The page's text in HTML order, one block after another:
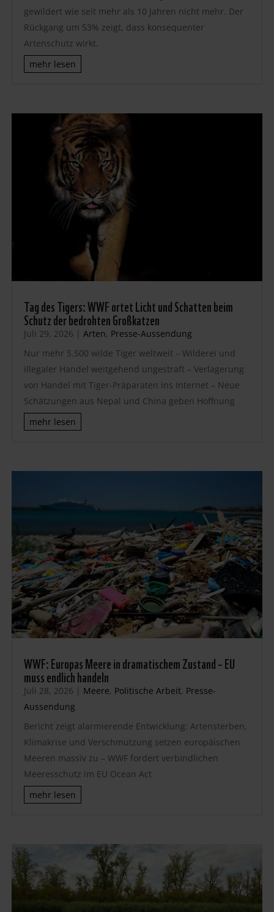
gewildert wie seit mehr als 10 Jahren nicht mehr. Der
Rückgang um 53% zeigt, dass konsequenter
Artenschutz wirkt.
mehr lesen
Tag des Tigers: WWF ortet Licht und Schatten beim
Schutz der bedrohten Großkatzen
Juli 29, 2026 | Arten, Presse-Aussendung
Nur mehr 5.500 wilde Tiger weltweit – Wilderei und
illegaler Handel weitgehend ungestraft – Verlagerung
von Handel mit Tiger-Präparaten ins Internet – Neue
Schätzungen aus Nepal und China geben Hoffnung
mehr lesen
WWF: Europas Meere in dramatischem Zustand – EU
muss endlich handeln
Juli 28, 2026 | Meere, Politische Arbeit, Presse-
Aussendung
Bericht zeigt alarmierende Entwicklung: Artensterben,
Klimakrise und Verschmutzung setzen europäischen
Meeren massiv zu – WWF fordert verbindlichen
Meeresschutz im EU Ocean Act
mehr lesen